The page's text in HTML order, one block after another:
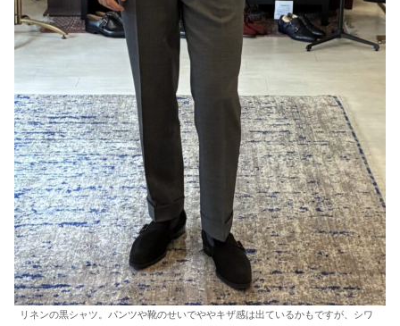
リネンの黒シャツ。パンツや靴のせいでややキザ感は出ているかもですが、シワ